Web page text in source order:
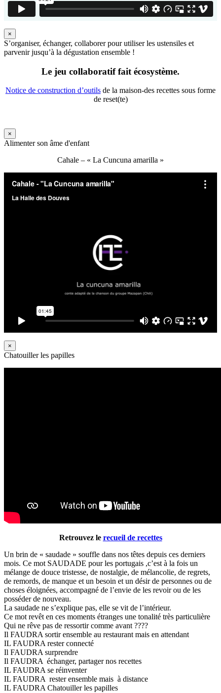
×
S’organiser, échanger, collaborer pour utiliser les ustensiles et
parvenir jusqu’à la dégustation ensemble !
Le jeu collaboratif fait écosystème.
Notice de construction d’outils de la maison-des recettes sous forme
de reset(te)
×
Alimenter son âme d'enfant
Cahale – « La Cuncuna amarilla »
×
Chatouiller les papilles
Retrouvez le recueil de recettes
Un brin de « saudade » souffle dans nos têtes depuis ces derniers
mois. Ce mot SAUDADE pour les portugais ,c’est à la fois un
mélange de douce tristesse, de nostalgie, de mélancolie, de regrets,
de remords, de manque et un besoin et un désir de personnes ou de
choses éloignées, accompagné de l’envie de les revoir ou de les
posséder de nouveau.
La saudade ne s’explique pas, elle se vit de l’intérieur.
Ce mot revêt en ces moments étranges une tonalité très particulière
Qui ne rêve pas de ressortir comme avant ????
Il FAUDRA sortir ensemble au restaurant mais en attendant
IL FAUDRA rester connecté
Il FAUDRA surprendre
Il FAUDRA échanger, partager nos recettes
IL FAUDRA se réinventer
IL FAUDRA rester ensemble mais à distance
IL FAUDRA Chatouiller les papilles